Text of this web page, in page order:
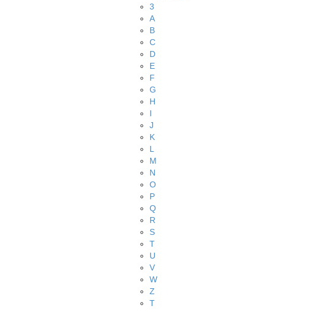
3
A
B
C
D
E
F
G
H
I
J
K
L
M
N
O
P
Q
R
S
T
U
V
W
Z
Т